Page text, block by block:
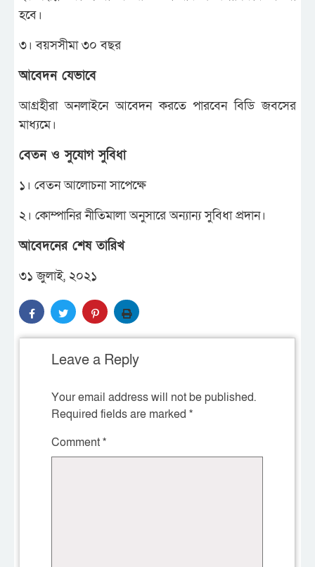
হবে।
৩। বয়সসীমা ৩০ বছর
আবেদন যেভাবে
আগ্রহীরা অনলাইনে আবেদন করতে পারবেন বিডি জবসের
মাধ্যমে।
বেতন ও সুযোগ সুবিধা
১। বেতন আলোচনা সাপেক্ষে
২। কোম্পানির নীতিমালা অনুসারে অন্যান্য সুবিধা প্রদান।
আবেদনের শেষ তারিখ
৩১ জুলাই, ২০২১
Leave a Reply
Your email address will not be published.
Required fields are marked *
Comment*